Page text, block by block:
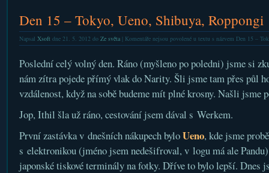
Den 15 – Tokyo, Ueno, Shibuya, Roppongi
Napsal Xsoftdne 21. 5. 2012 do Ze světa| Komentáře nejsou povolenéu textu s názvem Den 15 –
Poslední celý volný den. Ráno (myšleno po poledni) jsme si
nám zítra pojede přímý vlak do Narity. Šli jsme tam přes půl
vzdálenost, když na sobě budeme mít plné krosny. Našli jsme
Jop, Ithil šla už ráno, cestování jsem dával s Werkem.
První zastávka v dnešních nákupech byloUeno, kde jsme
s elektronikou (jméno jsem nedešifroval, v logu má ale
japonské tiskové terminály na fotky. Dříve to bylo lepší. Dnes